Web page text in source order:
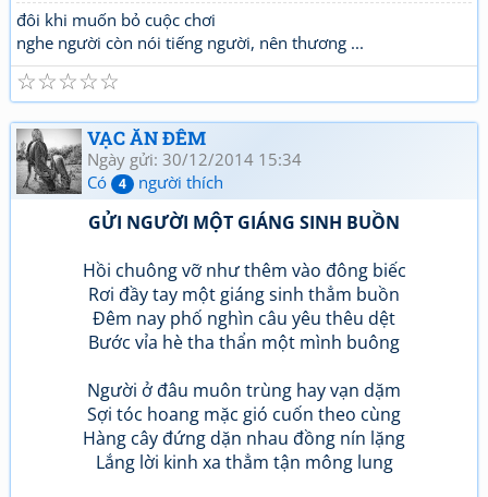
đôi khi muốn bỏ cuộc chơi
nghe người còn nói tiếng người, nên thương ...
☆
☆
☆
☆
☆
VẠC ĂN ĐÊM
Ngày gửi: 30/12/2014 15:34
Có
4 người thích
GỬI NGƯỜI MỘT GIÁNG SINH BUỒN
Hồi chuông vỡ như thêm vào đông biếc
Rơi đầy tay một giáng sinh thẳm buồn
Đêm nay phố nghìn câu yêu thêu dệt
Bước vỉa hè tha thẩn một mình buông
Người ở đâu muôn trùng hay vạn dặm
Sợi tóc hoang mặc gió cuốn theo cùng
Hàng cây đứng dặn nhau đồng nín lặng
Lắng lời kinh xa thẳm tận mông lung